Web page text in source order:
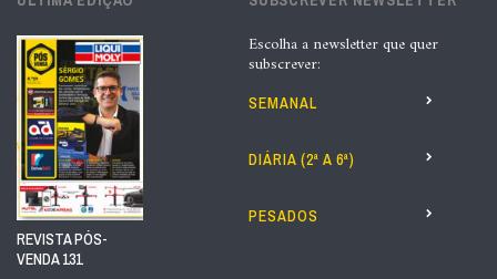
REVISTA PÓS-
VENDA 131
Escolha a newsletter que quer
subscrever:
SEMANAL
DIÁRIA (2ª A 6ª)
PESADOS